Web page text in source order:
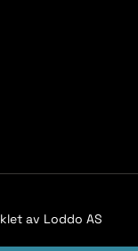
av Loddo AS